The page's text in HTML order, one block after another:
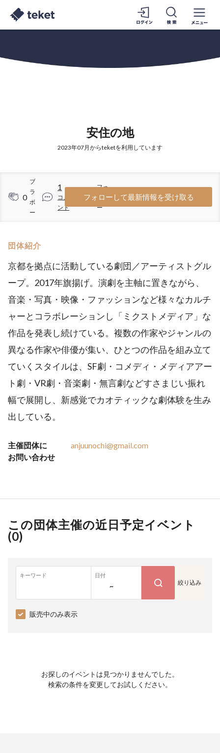
安住の地
2023年07月からteketを利用しています
0
ブ
ラ
ボ
ー
1
コメ
ント
19
フォ
ロワ
ー
フォローして最新情報を受け取る
団体紹介
京都を拠点に活動している劇団／アーティストグル
ープ。2017年旗揚げ。演劇を主軸に置きながら、
音楽・写真・映像・ファッションなど様々なカルチ
ャーとコラボレーションし「ミクストメディア」な
作品を発表し続けている。複数の作家やジャンルの
異なる作家や俳優が集い、ひとつの作品を組み立て
ていくスタイルは、SF劇・コメディ・メディアアー
ト劇・VR劇・音楽劇・無言劇などすさまじい振れ
幅で展開し、新感覚でカオティックな劇体験を生み
出している。
主催団体に
お問い合わせ
anjuunochi@gmail.com
この団体主催の近日予定イベント
(0)
キーワード 日付
~ 絞り込み
販売中のみ表示
お探しのイベントは見つかりませんでした。
検索の条件を変更してお試しください。